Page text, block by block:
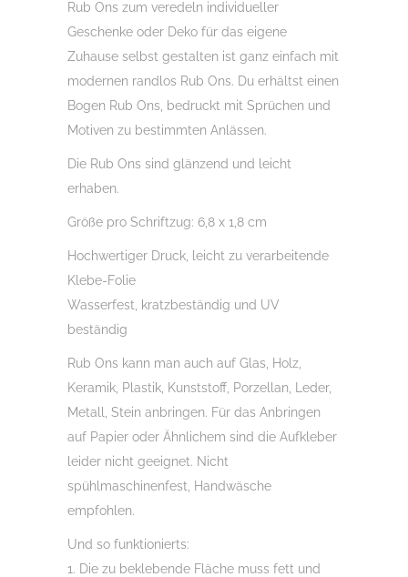
Holz,
Raysin
u.v.m.
Menge
Rub Ons zum veredeln individueller
Geschenke oder Deko für das eigene
Zuhause selbst gestalten ist ganz einfach mit
modernen randlos Rub Ons. Du erhältst einen
Bogen Rub Ons, bedruckt mit Sprüchen und
Motiven zu bestimmten Anlässen.
Die Rub Ons sind glänzend und leicht
erhaben.
Größe pro Schriftzug: 6,8 x 1,8 cm
Hochwertiger Druck, leicht zu verarbeitende
Klebe-Folie
Wasserfest, kratzbeständig und UV
beständig
Rub Ons kann man auch auf Glas, Holz,
Keramik, Plastik, Kunststoff, Porzellan, Leder,
Metall, Stein anbringen. Für das Anbringen
auf Papier oder Ähnlichem sind die Aufkleber
leider nicht geeignet. Nicht
spühlmaschinenfest, Handwäsche
empfohlen.
Und so funktionierts:
1. Die zu beklebende Fläche muss fett und